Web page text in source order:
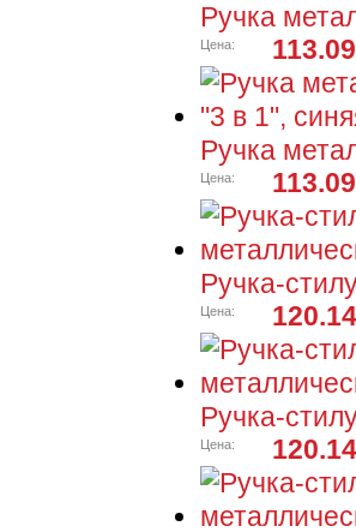
Ручка
Цена:
Ручка
Цена:
Ручка-
Цена:
Ручка-
Цена: